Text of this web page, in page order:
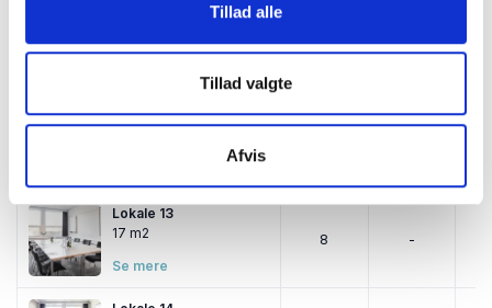
Tillad alle
Tillad valgte
Afvis
28 m2
12 -
Lokale 12
Lokale 13
17 m2
Se mere
8 -